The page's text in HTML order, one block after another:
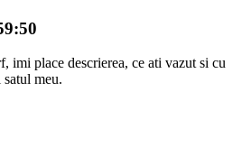
imi place descrierea, ce ati vazut si cu
satul meu.